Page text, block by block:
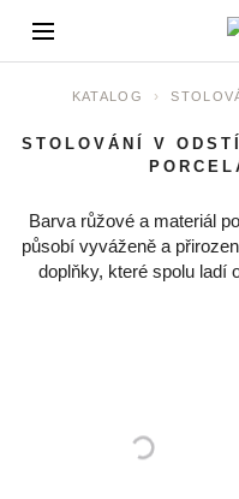
KATALOG ›
STOLOVÁNÍ V
Barva růžové a materiál
působí vyváženě a
doplňky, které spolu ladí